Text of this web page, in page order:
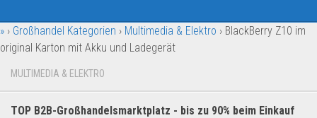
Garten & Werkzeug
Geschäft, Büro & Schreibwaren
Geschenkartikel
» › Großhandel Kategorien › Multimedia & Elektro › BlackBerry Z10 im
original Karton mit Akku und Ladegerät
MULTIMEDIA & ELEKTRO
TOP B2B-Großhandelsmarktplatz - bis zu 90% beim Einkauf